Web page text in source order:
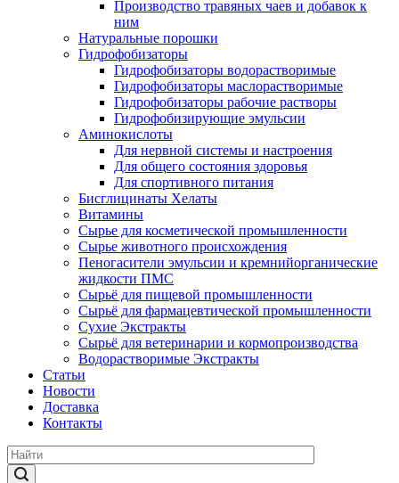
Производство травяных чаев и добавок к
ним
Натуральные порошки
Гидрофобизаторы
Гидрофобизаторы водорастворимые
Гидрофобизаторы маслорастворимые
Гидрофобизаторы рабочие растворы
Гидрофобизирующие эмульсии
Аминокислоты
Для нервной системы и настроения
Для общего состояния здоровья
Для спортивного питания
Бисглицинаты Хелаты
Витамины
Сырье для косметической промышленности
Сырье животного происхождения
Пеногасители эмульсии и кремнийорганические
жидкости ПМС
Сырьё для пищевой промышленности
Сырьё для фармацевтической промышленности
Сухие Экстракты
Сырьё для ветеринарии и кормопроизводства
Водорастворимые Экстракты
Статьи
Новости
Доставка
Контакты